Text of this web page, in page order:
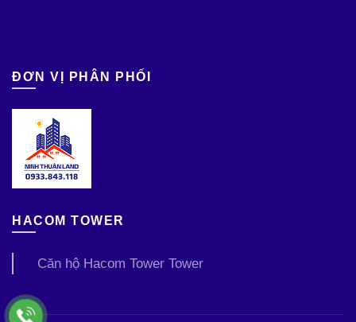
ĐƠN VỊ PHÂN PHỐI
HACOM TOWER
Căn hộ Hacom Tower Tower